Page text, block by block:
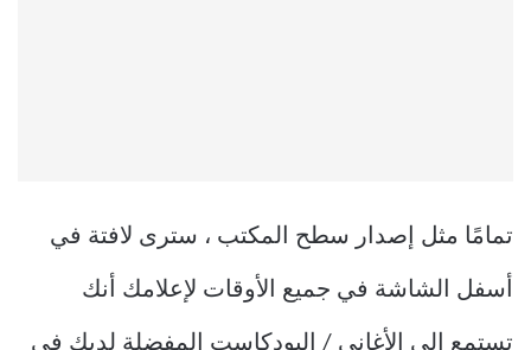
تمامًا مثل إصدار سطح المكتب ، سترى لافتة في
أسفل الشاشة في جميع الأوقات لإعلامك أنك
تستمع إلى الأغاني / البودكاست المفضلة لديك في